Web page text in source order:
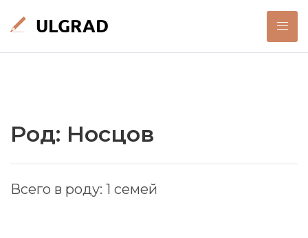
Род: Носцов
Всего в роду: 1 семей